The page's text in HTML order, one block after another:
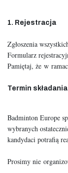
1. Rejestracja
Zgłoszenia
Formularz
Pamiętaj, że w
Termin
Badminton Europe
wybranych
kandydaci potrafią
Prosimy nie